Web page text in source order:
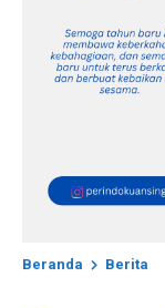
Beranda Berita